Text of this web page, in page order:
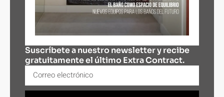
Suscríbete a nuestro newsletter y recibe
gratuitamente el último Extra Contract.